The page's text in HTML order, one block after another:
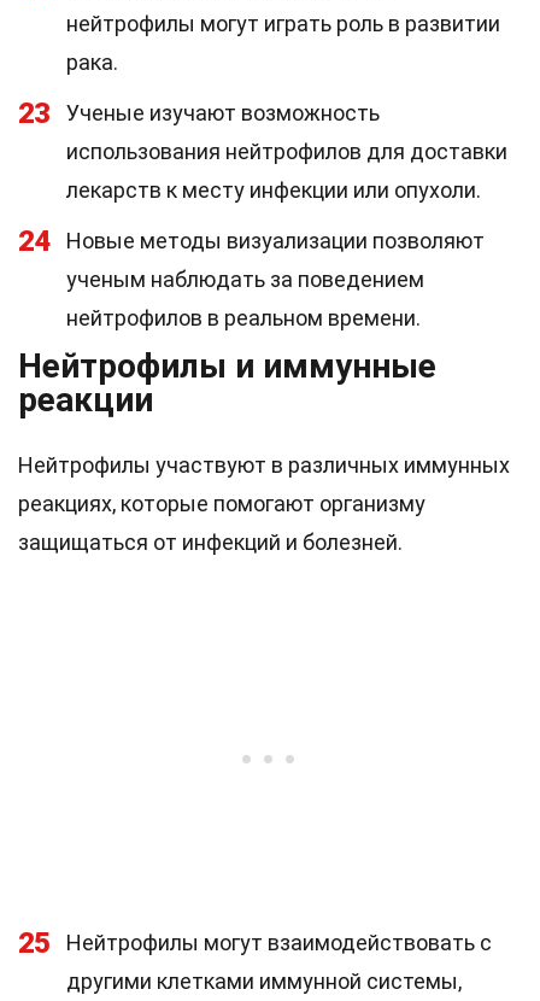
нейтрофилы могут играть роль в развитии
рака.
23
Ученые изучают возможность
использования нейтрофилов для доставки
лекарств к месту инфекции или опухоли.
24
Новые методы визуализации позволяют
ученым наблюдать за поведением
нейтрофилов в реальном времени.
Нейтрофилы и иммунные
реакции
Нейтрофилы участвуют в различных иммунных
реакциях, которые помогают организму
защищаться от инфекций и болезней.
25
Нейтрофилы могут взаимодействовать с
другими клетками иммунной системы,